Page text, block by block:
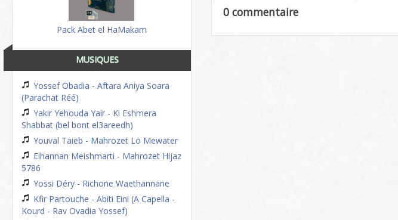
Pack Abet el HaMakam
MUSIQUES
Yossef Obadia - Aftara Aniya Soara
(Parachat Réé)
Yakir Yehouda Yair - Ki Eshmera
Shabbat (bel bont el3areedh)
Youval Taieb - Mahrozet Lo Mewater
Elhannan Meishmarti - Mahrozet Hijaz
5786
Yossi Déry - Richone Waethannane
Kfir Partouche - Abiti Eini (A Capella -
Kourd - Rav Ovadia Yossef)
0 commentaire